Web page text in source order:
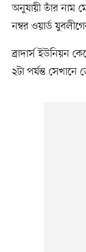
অনুযায়ী তাঁর নাম
নম্বর ওয়ার্ড
ব্রাদার্স ইউনিয়ন
২টা পর্যন্ত